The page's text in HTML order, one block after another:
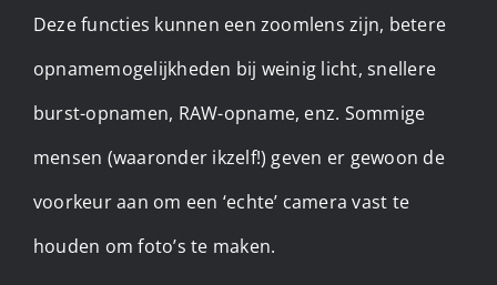
Deze functies kunnen een zoomlens zijn, betere
opnamemogelijkheden bij weinig licht, snellere
burst-opnamen, RAW-opname, enz. Sommige
mensen (waaronder ikzelf!) geven er gewoon de
voorkeur aan om een ‘echte’ camera vast te
houden om foto’s te maken.